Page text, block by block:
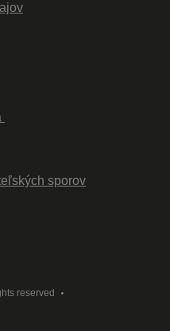
sporov
reserved